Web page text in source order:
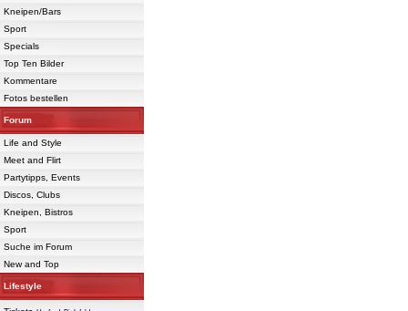
Kneipen/Bars
Sport
Specials
Top Ten Bilder
Kommentare
Fotos bestellen
Forum
Life and Style
Meet and Flirt
Partytipps, Events
Discos, Clubs
Kneipen, Bistros
Sport
Suche im Forum
New and Top
Lifestyle